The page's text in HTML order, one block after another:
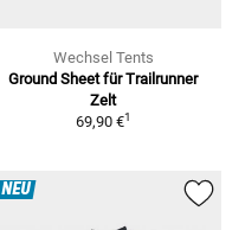
Wechsel Tents
Ground Sheet für Trailrunner
Zelt
69,90 €1
NEU